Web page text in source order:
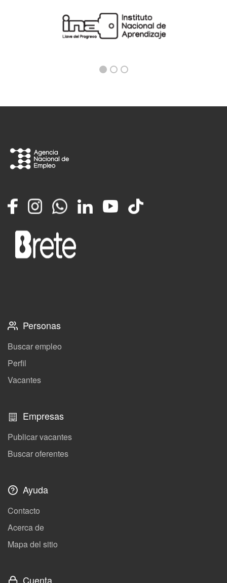
FacebookInstagramWhatsappLinkedInYouTube
TikTok
Personas
Buscar empleo
Perfil
Vacantes
Empresas
Publicar vacantes
Buscar oferentes
Ayuda
Contacto
Acerca de
Mapa del sitio
Cuenta